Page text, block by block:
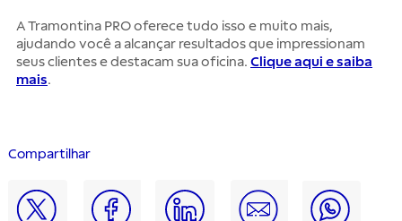
Compartilhar
A Tramontina PRO oferece tudo isso e muito mais,
ajudando você a alcançar resultados que impressionam
seus clientes e destacam sua oficina. Clique aqui e saiba
mais.